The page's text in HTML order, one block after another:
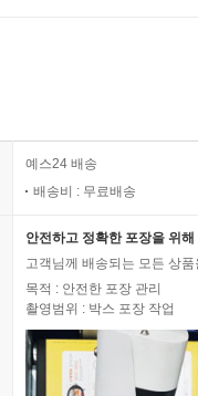
예스24 배송
배송비 : 무료배송
안전하고 정확한 포장을 위
고객님께 배송되는 모든 상
목적 : 안전한 포장 관리
촬영범위 : 박스 포장 작업